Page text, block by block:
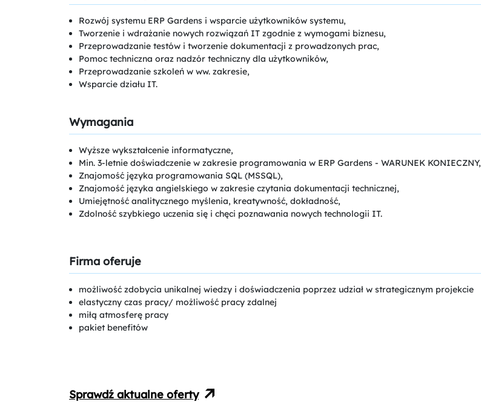
Rozwój systemu ERP Gardens i wsparcie użytkowników systemu,
Tworzenie i wdrażanie nowych rozwiązań IT zgodnie z wymogami biznesu,
Przeprowadzanie testów i tworzenie dokumentacji z prowadzonych prac,
Pomoc techniczna oraz nadzór techniczny dla użytkowników,
Przeprowadzanie szkoleń w ww. zakresie,
Wsparcie działu IT.
Wymagania
Wyższe wykształcenie informatyczne,
Min. 3-letnie doświadczenie w zakresie programowania w ERP Gardens - WARUNEK KONIECZNY,
Znajomość języka programowania SQL (MSSQL),
Znajomość języka angielskiego w zakresie czytania dokumentacji technicznej,
Umiejętność analitycznego myślenia, kreatywność, dokładność,
Zdolność szybkiego uczenia się i chęci poznawania nowych technologii IT.
Firma oferuje
możliwość zdobycia unikalnej wiedzy i doświadczenia poprzez udział w strategicznym projekcie
elastyczny czas pracy/ możliwość pracy zdalnej
miłą atmosferę pracy
pakiet benefitów
Sprawdź aktualne oferty